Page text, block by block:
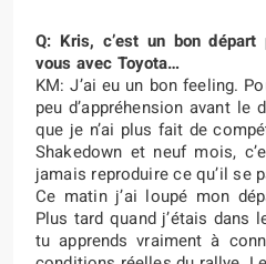
Q: Kris, c’est un bon
vous avec Toyota…
KM: J’ai eu un bon feeling.
peu d’appréhension avant
que je n’ai plus fait de
Shakedown et neuf mois,
jamais reproduire ce qu’il se
Ce matin j’ai loupé mon
Plus tard quand j’étais dans
tu apprends vraiment à